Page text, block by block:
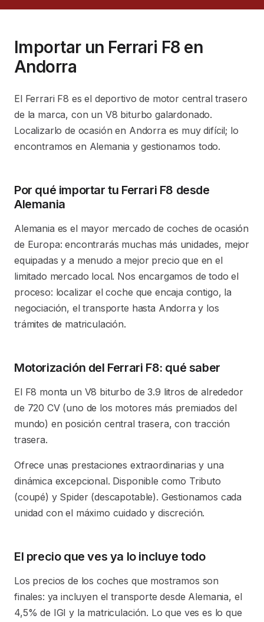
Importar un Ferrari F8 en
Andorra
El Ferrari F8 es el deportivo de motor central trasero
de la marca, con un V8 biturbo galardonado.
Localizarlo de ocasión en Andorra es muy difícil; lo
encontramos en Alemania y gestionamos todo.
Por qué importar tu Ferrari F8 desde
Alemania
Alemania es el mayor mercado de coches de ocasión
de Europa: encontrarás muchas más unidades, mejor
equipadas y a menudo a mejor precio que en el
limitado mercado local. Nos encargamos de todo el
proceso: localizar el coche que encaja contigo, la
negociación, el transporte hasta Andorra y los
trámites de matriculación.
Motorización del Ferrari F8: qué saber
El F8 monta un V8 biturbo de 3.9 litros de alrededor
de 720 CV (uno de los motores más premiados del
mundo) en posición central trasera, con tracción
trasera.
Ofrece unas prestaciones extraordinarias y una
dinámica excepcional. Disponible como Tributo
(coupé) y Spider (descapotable). Gestionamos cada
unidad con el máximo cuidado y discreción.
El precio que ves ya lo incluye todo
Los precios de los coches que mostramos son
finales: ya incluyen el transporte desde Alemania, el
4,5% de IGI y la matriculación. Lo que ves es lo que